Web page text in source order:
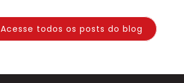
Acesse todos os posts do blog